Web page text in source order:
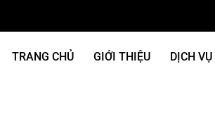
TRANG CHỦ GIỚI THIỆU DỊCH VỤ